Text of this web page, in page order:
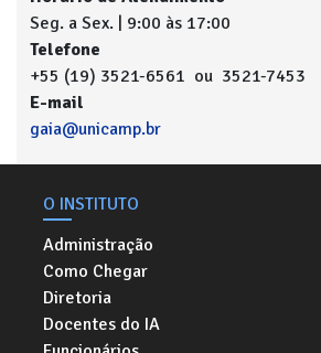
Seg. a Sex. | 9:00 às 17:00
Telefone
+55 (19) 3521-6561 ou 3521-7453
E-mail
gaia@unicamp.br
O INSTITUTO
Administração
Como Chegar
Diretoria
Docentes do IA